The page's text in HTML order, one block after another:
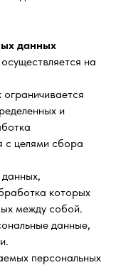
данных
на
и
с целями сбора
которых
между собой.
данные,
персональных